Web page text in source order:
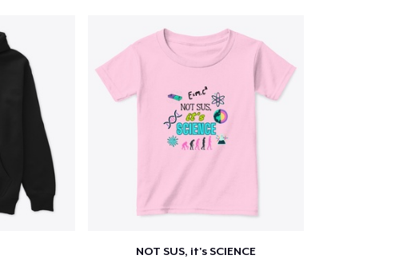
NOT SUS, it's SCIENCE